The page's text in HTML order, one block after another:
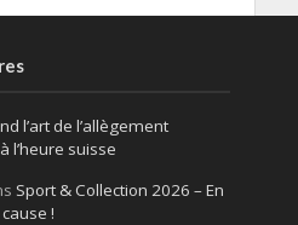
l’art de l’allègement
l’heure suisse
Sport & Collection 2026 – En
!